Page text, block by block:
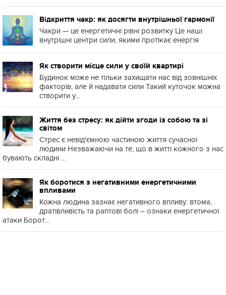
Відкриття чакр: як досягти внутрішньої гармонії
Чакри — це енергетичні рівні розвитку Це наші
внутрішні центри сили, якими протікає енергія
Як створити місце сили у своїй квартирі
Будинок може не тільки захищати нас від зовнішніх
факторів, але й надавати сили Такий куточок можна
створити у...
Життя без стресу: як дійти згоди із собою та зі
світом
Стрес є невід'ємною частиною життя сучасної
людини Незважаючи на те, що в житті кожного з нас
бувають складні ...
Як боротися з негативними енергетичними
впливами
Кожна людина зазнає негативного впливу: втома,
дратівливість та раптові болі – ознаки енергетичної
атаки Борот...